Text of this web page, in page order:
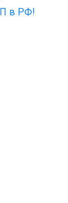
в РФ!